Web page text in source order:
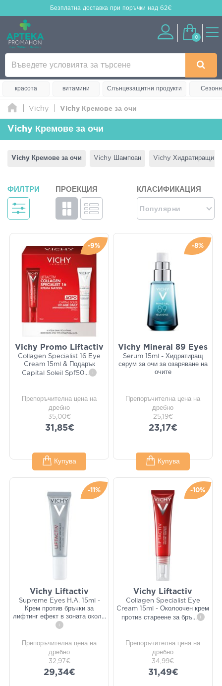
Безплатна доставка при поръчки над 62€
0
красота витамини Слънцезащитни продукти
Vichy Vichy Кремове за очи
Vichy Кремове за очи
Vichy Кремове за очи Vichy Шампоан Vichy Хидратиращи
ФИЛТРИ ПРОЕКЦИЯ КЛАСИФИКАЦИЯ
Популярни
-9%
Vichy Promo Liftactiv
Collagen Specialist 16 Eye
Cream 15ml & Подарък
Capital Soleil Spf50... i
Препоръчителна цена на
дребно
35,00€
31,85€
Купува
-8%
Vichy Mineral 89 Eyes
Serum 15ml - Хидратиращ
серум за очи за озаряване на
очите
Препоръчителна цена на
дребно
25,19€
23,17€
Купува
-11%
Vichy Liftactiv
Supreme Eyes H.A. 15ml -
Крем против бръчки за
лифтинг ефект в зоната окол...
i
Препоръчителна цена на
дребно
32,97€
29,34€
-10%
Vichy Liftactiv
Collagen Specialist Eye
Cream 15ml - Околоочен крем
против стареене за бръ... i
Препоръчителна цена на
дребно
34,99€
31,49€